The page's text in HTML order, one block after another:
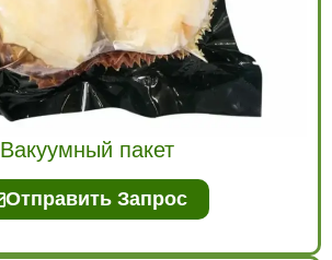
Вакуумный пакет
Отправить Запрос